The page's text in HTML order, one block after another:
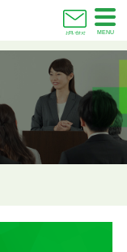
お問い合わせ MENU